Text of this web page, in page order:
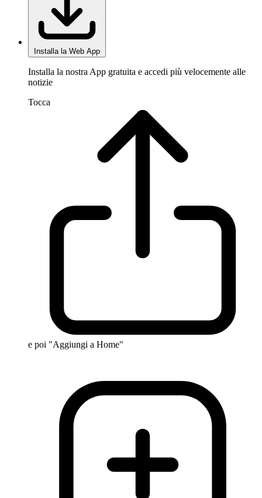
Installa la Web App
Installa la nostra App gratuita e accedi più velocemente alle
notizie
Tocca
e poi "Aggiungi a Home"